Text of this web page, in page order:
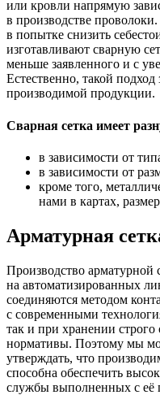
или кровли напрямую
в производстве
в попытке снизить
изготавливают сварную
меньше заявленного и с
Естественно, такой
производимой продукции.
Сварная сетка имеет
в зависимости от
в зависимости от
кроме того,
нами в картах,
Арматурная
Производство арматурной
на автоматизированных
соединяются методом
с современными
так и при хранении
нормативы. Поэтому мы
утверждать, что
способна обеспечить
службы выполненных с её